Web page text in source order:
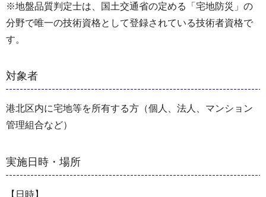
※地盤品質判定士は、国土交通省の定める「宅地防災」の
分野で唯一の技術資格として登録されている技術者資格で
す。
対象者
港北区内に宅地等を所有する方（個人、法人、マンション
管理組合など）
実施日時・場所
【日時】